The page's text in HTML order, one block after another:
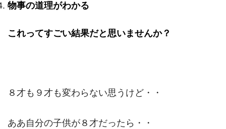
物事の道理がわかる
これってすごい結果だと思いませんか？
８才も９才も変わらない思うけど・・
ああ自分の子供が８才だったら・・